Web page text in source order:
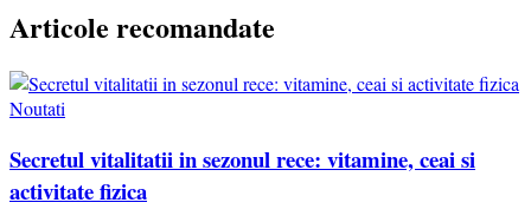
Articole recomandate
Noutati
Secretul vitalitatii in sezonul rece: vitamine, ceai si
activitate fizica